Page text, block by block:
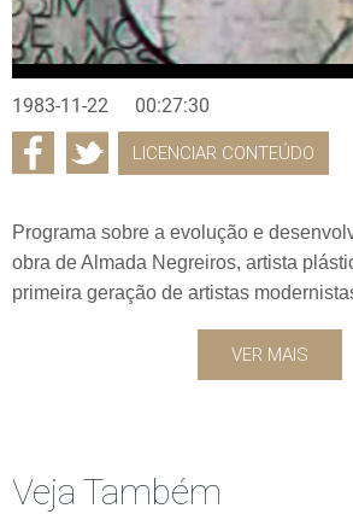
1983-11-22 00:27:30
LICENCIAR CONTEÚDO
Programa sobre a evolução e
obra de Almada Negreiros, artista
primeira geração de artistas
VER MAIS
Veja Também